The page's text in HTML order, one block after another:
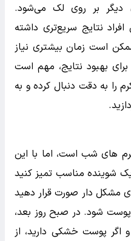
دیگر بر روی لک می‌شود.
نتایج سریع‌تری داشته
است زمان بیشتری نیاز
بهبود نتایج، مهم است
را به دقت دنبال کرده و به
های شب است، اما با این
یک شوینده مناسب تمیز کنید
مشکل دار صورت قرار دهید
شود. در صبح روز بعد،
پوست خشکی دارید، از